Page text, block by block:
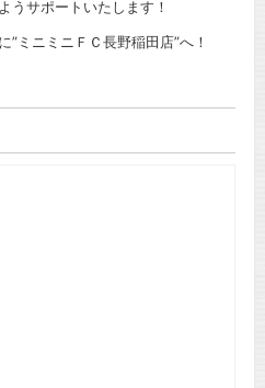
うサポートいたします！
”ミニミニＦＣ長野稲田店”へ！